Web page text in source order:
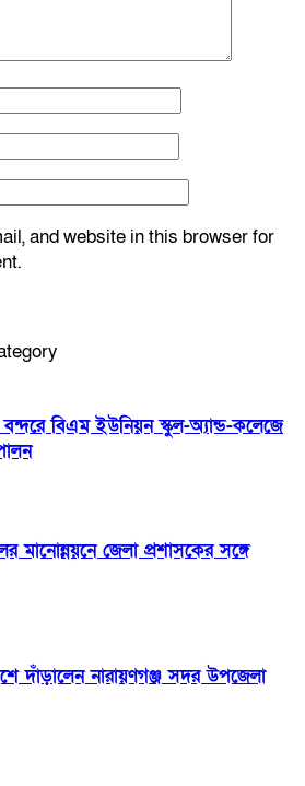
and website in this browser for
বিএম ইউনিয়ন স্কুল-অ্যান্ড-কলেজে
মানোন্নয়নে জেলা প্রশাসকের সঙ্গে
দাঁড়ালেন নারায়ণগঞ্জ সদর উপজেলা